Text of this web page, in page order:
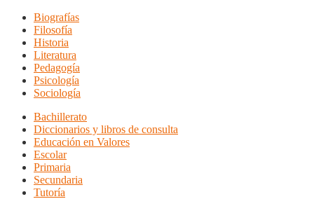
Biografías
Filosofía
Historia
Literatura
Pedagogía
Psicología
Sociología
Bachillerato
Diccionarios y libros de consulta
Educación en Valores
Escolar
Primaria
Secundaria
Tutoría